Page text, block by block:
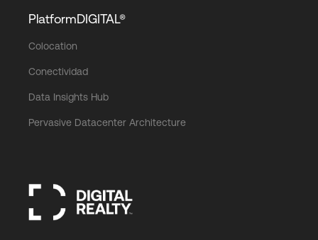
PlatformDIGITAL®
Colocation
Conectividad
Data Insights Hub
Pervasive Datacenter Architecture